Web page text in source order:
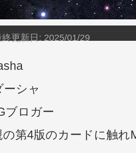
終更新日: 2025/01/29
ーシャ
ブロガー
の第4版のカードに触れ